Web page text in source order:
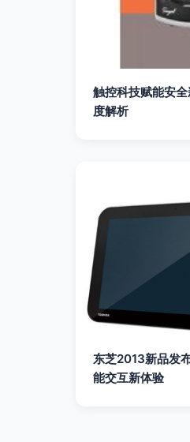
触控科技赋能安
度解析
东芝2013新品发
能交互新体验